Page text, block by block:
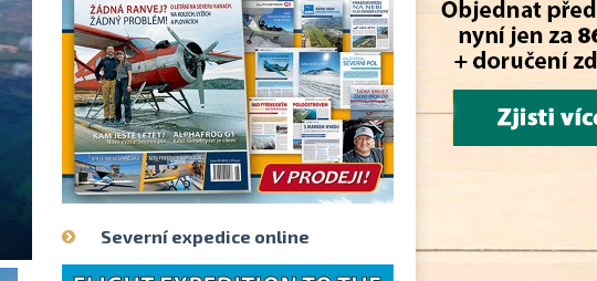
Severní expedice online